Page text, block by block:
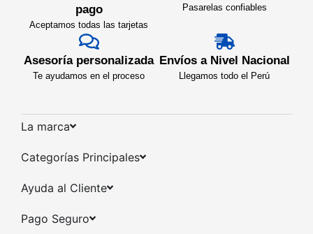
pago
Aceptamos todas las tarjetas
Pasarelas confiables
Asesoría personalizada
Te ayudamos en el proceso
Envíos a Nivel Nacional
Llegamos todo el Perú
La marca​
Categorías Principales​
Ayuda al Cliente​
Pago Seguro​